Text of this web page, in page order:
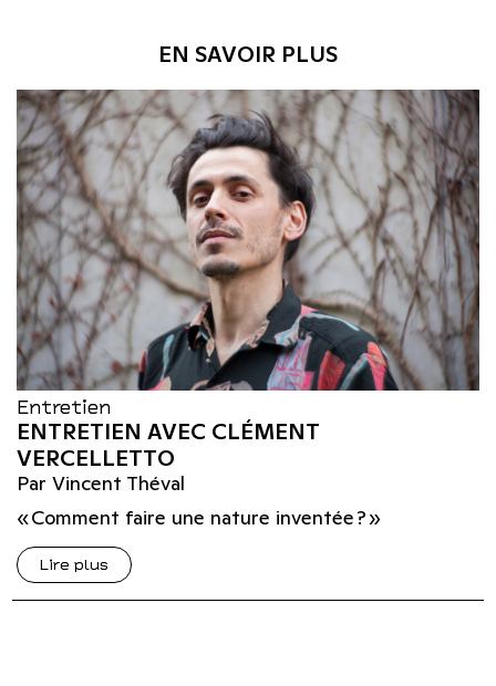
EN SAVOIR PLUS
Entretien
ENTRETIEN AVEC CLÉMENT
VERCELLETTO
Par Vincent Théval
« Comment faire une nature inventée ? »
Lire plus